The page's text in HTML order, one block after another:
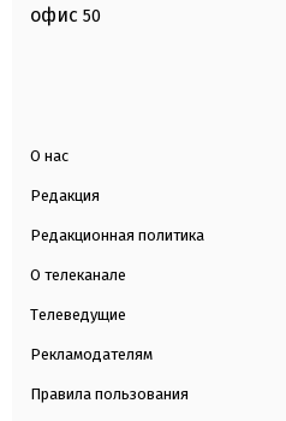
офис 50
О нас
Редакция
Редакционная политика
О телеканале
Телеведущие
Рекламодателям
Правила пользования